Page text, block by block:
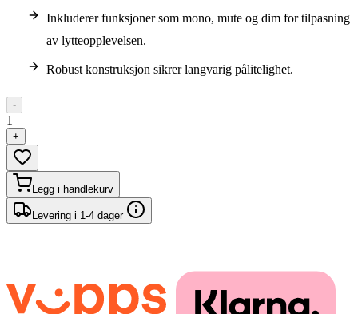
Inkluderer funksjoner som mono, mute og dim for tilpasning
av lytteopplevelsen.
Robust konstruksjon sikrer langvarig pålitelighet.
-
1
+
Legg i handlekurv
Levering i 1-4 dager